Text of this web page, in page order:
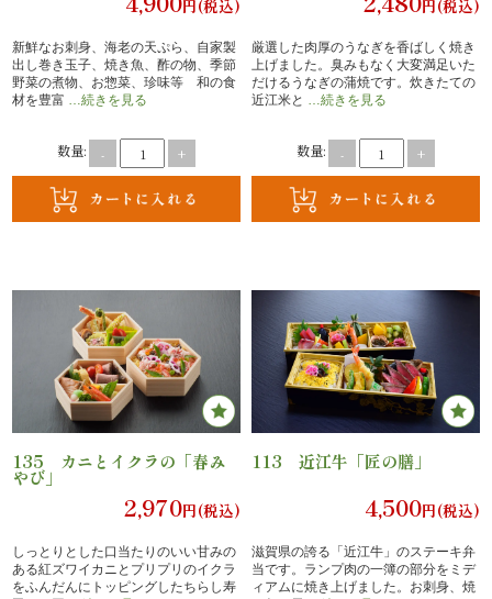
舗
内
ぶ
の
円(税込)
新鮮なお刺身、海老の天ぷら、自家製
出し巻き玉子、焼き魚、酢の物、季節
野菜の煮物、お惣菜、珍味等 和の食
材を豊富 …続きを見る
数量: - +
円(税込)
厳選した肉厚のうなぎを香ばしく焼き
上げました。臭みもなく大変満足いた
だけるうなぎの蒲焼です。炊きたての
近江米と …続きを見る
数量: - +
135 カニとイクラの「春み
やび」
2,970円(税込)
しっとりとした口当たりのいい甘みの
ある紅ズワイカニとプリプリのイクラ
をふんだんにトッピングしたちらし寿
113 近江牛「匠の膳」
4,500円(税込)
滋賀県の誇る「近江牛」のステーキ弁
当です。ランプ肉の一簿の部分をミデ
ィアムに焼き上げました。お刺身、焼